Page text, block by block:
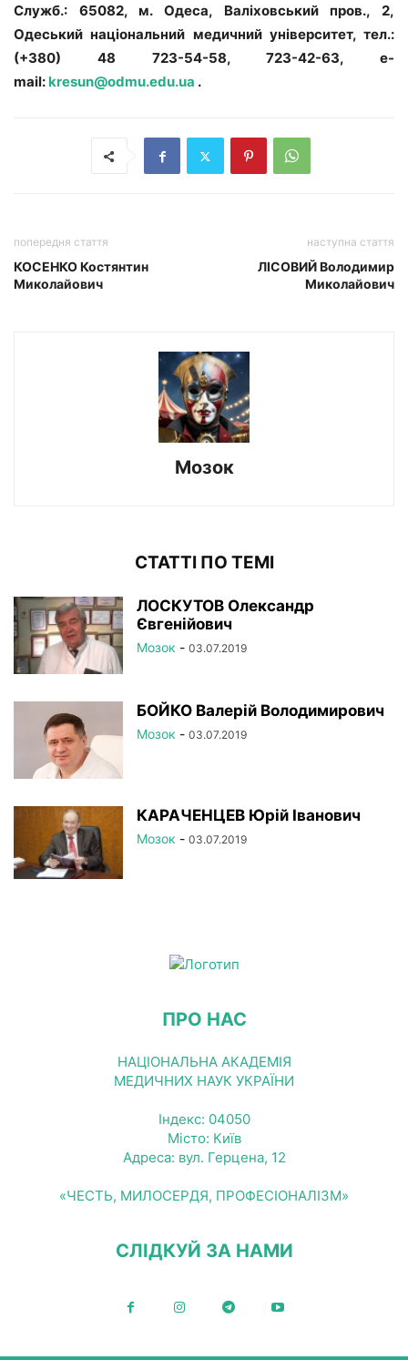
Служб.: 65082, м. Одеса, Валіховський пров., 2,
Одеський національний медичний університет, тел.:
(+380) 48 723-54-58, 723-42-63, e-
mail: kresun@odmu.edu.ua .
попередня стаття
КОСЕНКО Костянтин
Миколайович
наступна стаття
ЛІСОВИЙ Володимир
Миколайович
Мозок
СТАТТІ ПО ТЕМІ
ЛОСКУТОВ Олександр
Євгенійович
Мозок - 03.07.2019
БОЙКО Валерій Володимирович
Мозок - 03.07.2019
КАРАЧЕНЦЕВ Юрій Іванович
Мозок - 03.07.2019
ПРО НАС
НАЦІОНАЛЬНА АКАДЕМІЯ
МЕДИЧНИХ НАУК УКРАЇНИ
Індекс: 04050
Місто: Київ
Адреса: вул. Герцена, 12
«ЧЕСТЬ, МИЛОСЕРДЯ, ПРОФЕСІОНАЛІЗМ»
СЛІДКУЙ ЗА НАМИ